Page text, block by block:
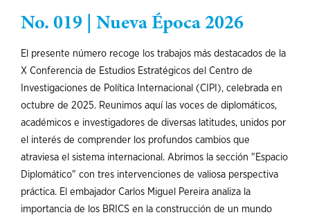
No. 019 | Nueva Época 2026
El presente número recoge los trabajos más destacados de la
X Conferencia de Estudios Estratégicos del Centro de
Investigaciones de Política Internacional (CIPI), celebrada en
octubre de 2025. Reunimos aquí las voces de diplomáticos,
académicos e investigadores de diversas latitudes, unidos por
el interés de comprender los profundos cambios que
atraviesa el sistema internacional. Abrimos la sección "Espacio
Diplomático" con tres intervenciones de valiosa perspectiva
práctica. El embajador Carlos Miguel Pereira analiza la
importancia de los BRICS en la construcción de un mundo